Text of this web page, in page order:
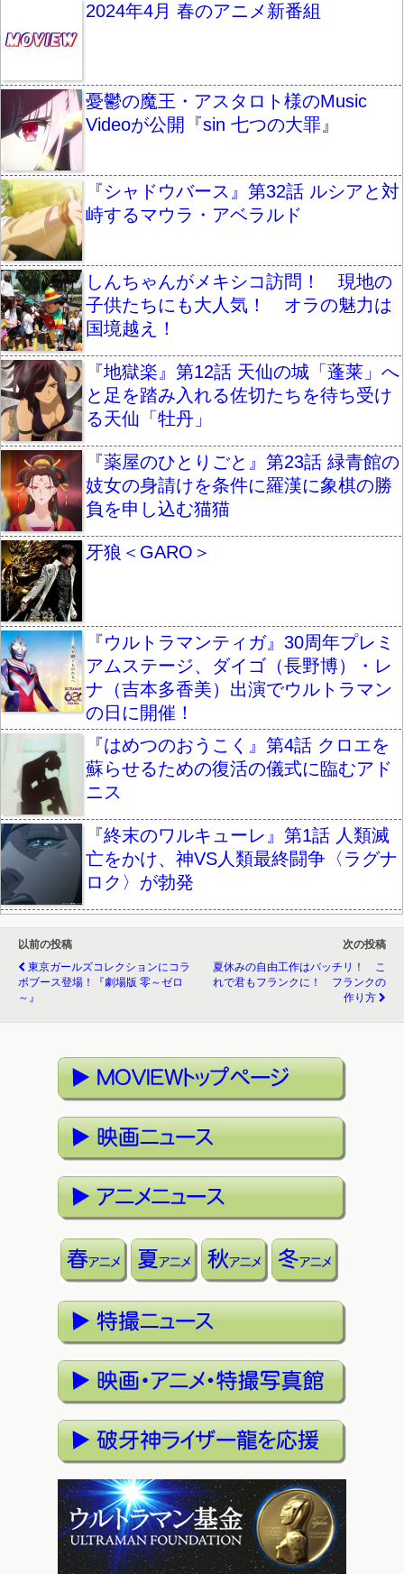
2024年4月 春のアニメ新番組
憂鬱の魔王・アスタロト様のMusic
Videoが公開『sin 七つの大罪』
『シャドウバース』第32話 ルシアと対
峙するマウラ・アベラルド
しんちゃんがメキシコ訪問！ 現地の
子供たちにも大人気！ オラの魅力は
国境越え！
『地獄楽』第12話 天仙の城「蓬莱」へ
と足を踏み入れる佐切たちを待ち受け
る天仙「牡丹」
『薬屋のひとりごと』第23話 緑青館の
妓女の身請けを条件に羅漢に象棋の勝
負を申し込む猫猫
牙狼＜GARO＞
『ウルトラマンティガ』30周年プレミ
アムステージ、ダイゴ（長野博）・レ
ナ（吉本多香美）出演でウルトラマン
の日に開催！
『はめつのおうこく』第4話 クロエを
蘇らせるための復活の儀式に臨むアド
ニス
『終末のワルキューレ』第1話 人類滅
亡をかけ、神VS人類最終闘争〈ラグナ
ロク〉が勃発
以前の投稿
東京ガールズコレクションにコラ
ボブース登場！『劇場版 零～ゼロ
～』
次の投稿
夏休みの自由工作はバッチリ！ こ
れで君もフランクに！ フランクの
作り方